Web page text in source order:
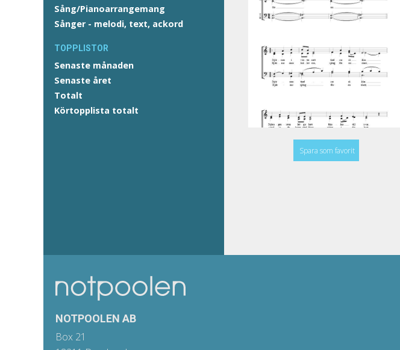
Sång/Pianoarrangemang
Sånger - melodi, text, ackord
TOPPLISTOR
Senaste månaden
Senaste året
Totalt
Körtopplista totalt
Spara som favorit
NOTPOOLEN AB
Box 21